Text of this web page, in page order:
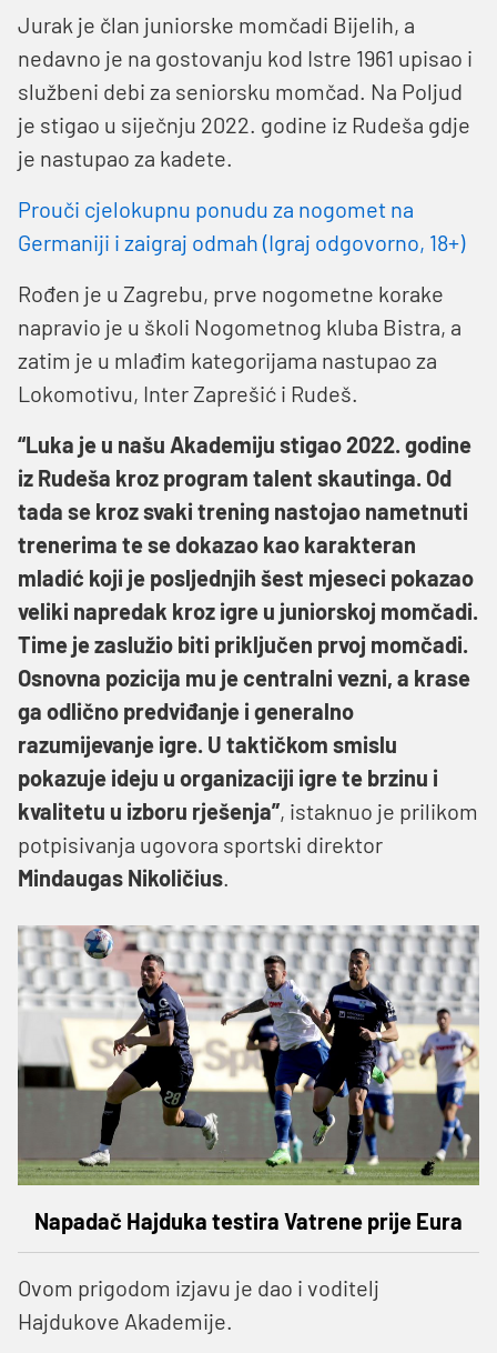
Jurak je član juniorske momčadi Bijelih, a
nedavno je na gostovanju kod Istre 1961 upisao i
službeni debi za seniorsku momčad. Na Poljud
je stigao u siječnju 2022. godine iz Rudeša gdje
je nastupao za kadete.
Prouči cjelokupnu ponudu za nogomet na
Germaniji i zaigraj odmah (Igraj odgovorno, 18+)
Rođen je u Zagrebu, prve nogometne korake
napravio je u školi Nogometnog kluba Bistra, a
zatim je u mlađim kategorijama nastupao za
Lokomotivu, Inter Zaprešić i Rudeš.
“Luka je u našu Akademiju stigao 2022. godine
iz Rudeša kroz program talent skautinga. Od
tada se kroz svaki trening nastojao nametnuti
trenerima te se dokazao kao karakteran
mladić koji je posljednjih šest mjeseci pokazao
veliki napredak kroz igre u juniorskoj momčadi.
Time je zaslužio biti priključen prvoj momčadi.
Osnovna pozicija mu je centralni vezni, a krase
ga odlično predviđanje i generalno
razumijevanje igre. U taktičkom smislu
pokazuje ideju u organizaciji igre te brzinu i
kvalitetu u izboru rješenja”, istaknuo je prilikom
potpisivanja ugovora sportski direktor
Mindaugas Nikoličius.
Napadač Hajduka testira Vatrene prije Eura
Ovom prigodom izjavu je dao i voditelj
Hajdukove Akademije.